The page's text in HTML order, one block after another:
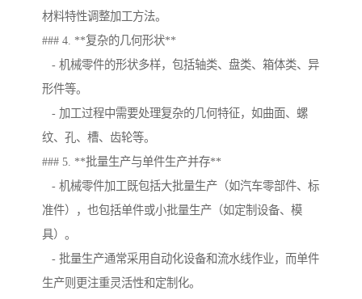
材料特性调整加工方法。
### 4. **复杂的几何形状**
- 机械零件的形状多样，包括轴类、盘类、箱体类、异
形件等。
- 加工过程中需要处理复杂的几何特征，如曲面、螺
纹、孔、槽、齿轮等。
### 5. **批量生产与单件生产并存**
- 机械零件加工既包括大批量生产（如汽车零部件、标
准件），也包括单件或小批量生产（如定制设备、模
具）。
- 批量生产通常采用自动化设备和流水线作业，而单件
生产则更注重灵活性和定制化。